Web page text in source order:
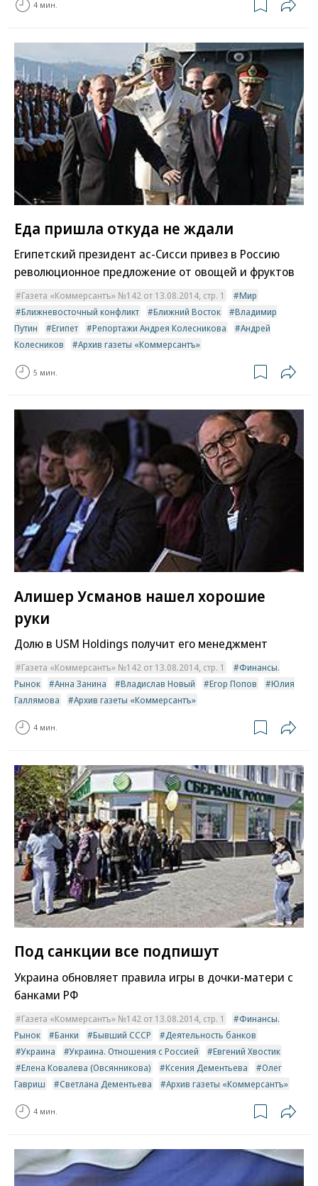
4 мин.
Еда пришла откуда не ждали
Египетский президент ас-Сисси привез в Россию
революционное предложение от овощей и фруктов
Газета «Коммерсантъ» №142 от 13.08.2014, стр. 1
Мир
Ближневосточный конфликт
Ближний Восток
Владимир
Путин
Египет Репортажи Андрея Колесникова
Андрей
Колесников
Архив газеты «Коммерсантъ»
5 мин.
Алишер Усманов нашел хорошие
руки
Долю в USM Holdings получит его менеджмент
Газета «Коммерсантъ» №142 от 13.08.2014, стр. 1
Финансы.
Рынок
Анна Занина Владислав Новый Егор Попов
Юлия
Галлямова
Архив газеты «Коммерсантъ»
4 мин.
Под санкции все подпишут
Украина обновляет правила игры в дочки-матери с
банками РФ
Газета «Коммерсантъ» №142 от 13.08.2014, стр. 1
Финансы.
Рынок
Банки Бывший СССР
Деятельность банков
Украина
Украина. Отношения с Россией
Евгений Хвостик
Елена Ковалева (Овсянникова)
Ксения Дементьева
Олег
Гавриш
Светлана Дементьева Архив газеты «Коммерсантъ»
4 мин.